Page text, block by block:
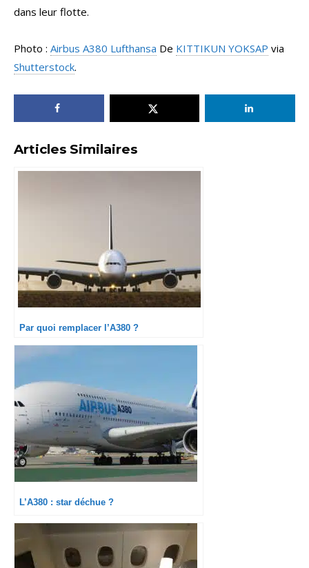
dans leur flotte.
Photo : Airbus A380 Lufthansa De KITTIKUN YOKSAP via
Shutterstock.
Articles Similaires
Par quoi remplacer l’A380 ?
L’A380 : star déchue ?